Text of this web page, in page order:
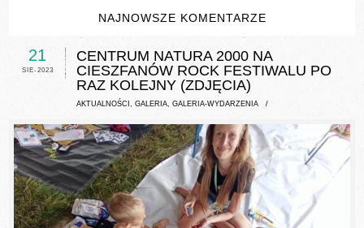
NAJNOWSZE KOMENTARZE
21
SIE-2023
CENTRUM NATURA 2000 NA
CIESZFANÓW ROCK FESTIWALU PO
RAZ KOLEJNY (ZDJĘCIA)
AKTUALNOŚCI,GALERIA,GALERIA-WYDARZENIA /